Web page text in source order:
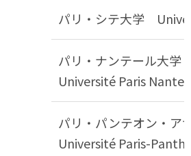
パリ・シテ大学
パリ・ナンテール大
Université Paris
パリ・パンテオン・ア
Université Paris-